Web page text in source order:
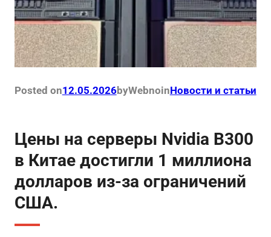
Posted on12.05.2026byWebnoinНовости и статьи
Цены на серверы Nvidia B300
в Китае достигли 1 миллиона
долларов из-за ограничений
США.